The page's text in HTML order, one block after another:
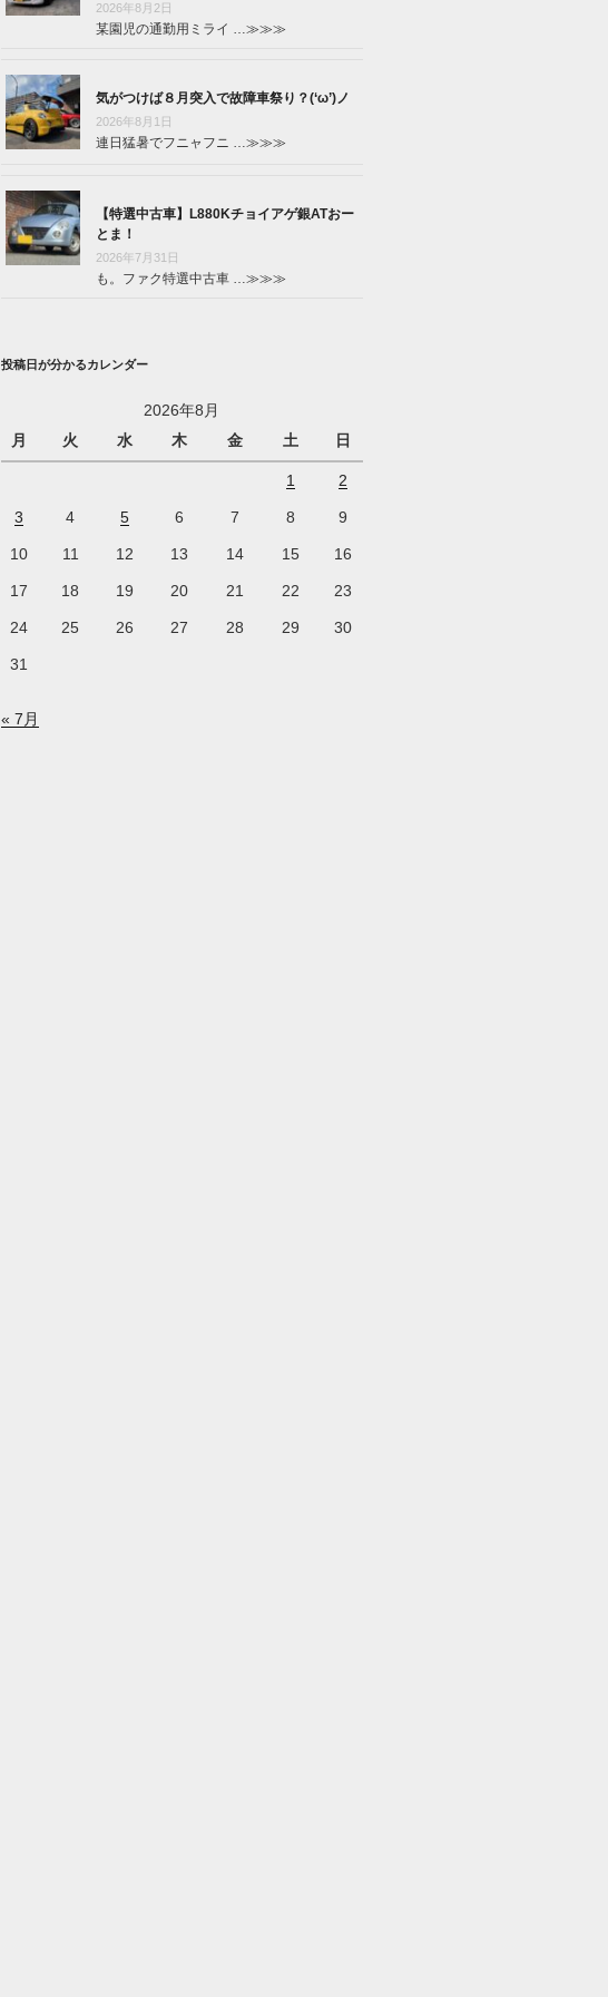
2026年8月2日
某園児の通勤用ミライ …≫≫≫
気がつけば８月突入で故障車祭り？(‘ω’)ノ
2026年8月1日
連日猛暑でフニャフニ …≫≫≫
【特選中古車】L880Kチョイアゲ銀ATおー
とま！
2026年7月31日
も。ファク特選中古車 …≫≫≫
投稿日が分かるカレンダー
2026年8月
月
火 水 木 金 土 日
1 2
3 4 5 6 7 8 9
10 11 12 13 14 15 16
17 18 19 20 21 22 23
24 25 26 27 28 29 30
31
« 7月